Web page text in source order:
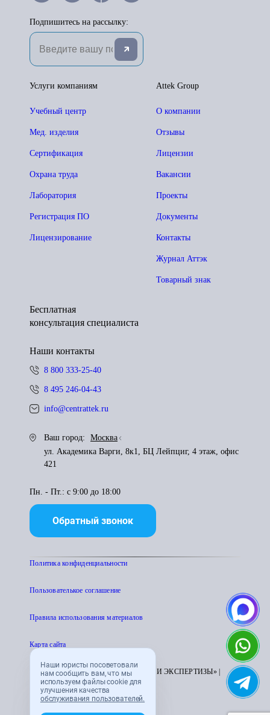
Наши юристы посоветовали
нам сообщить вам, что мы
используем файлы cookie для
улучшения качества
обслуживания пользователей.
Подпишитесь на рассылку:
Attek Group
О компании
Отзывы
Лицензии
Вакансии
Проекты
Документы
Контакты
Журнал Аттэк
Товарный знак
Услуги компаниям
Учебный центр
Мед. изделия
Сертификация
Охрана труда
Лаборатория
Регистрация ПО
Лицензирование
Бесплатная
консультация специалиста
Наши контакты
8 800 333-25-40
8 495 246-04-43
info@centrattek.ru
Ваш город:
Москва
ул. Академика Варги, 8к1, БЦ Лейпциг, 4 этаж, офис
421
Пн. - Пт.: с 9:00 до 18:00
Обратный звонок
Политика конфиденциальности
Пользователькое соглашение
Правила использования материалов
Карта сайта
© 1995 - 2026 «ЦЕНТР АТТЕСТАЦИИ И ЭКСПЕРТИЗЫ» |
CENTRATTEK.RU